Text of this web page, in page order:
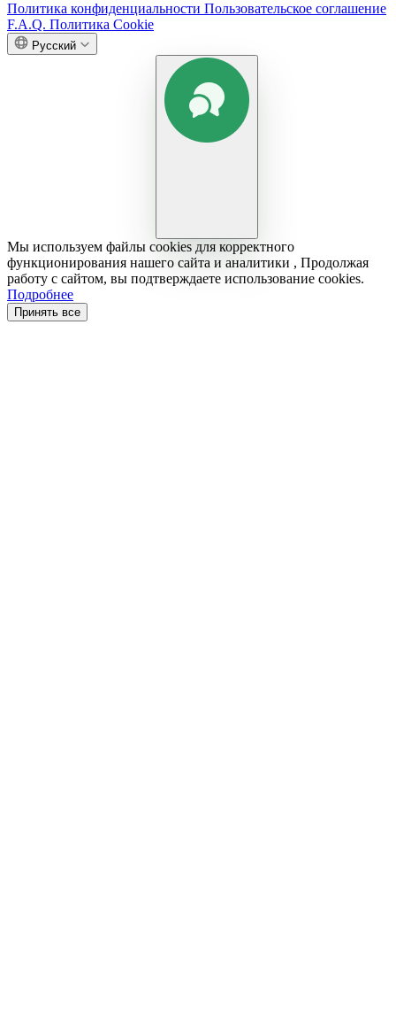
Политика конфиденциальности Пользовательское соглашение
F.A.Q. Политика Cookie
Русский
Мы используем файлы cookies для корректного
функционирования нашего сайта и аналитики , Продолжая
работу с сайтом, вы подтверждаете использование cookies.
Подробнее
Принять все